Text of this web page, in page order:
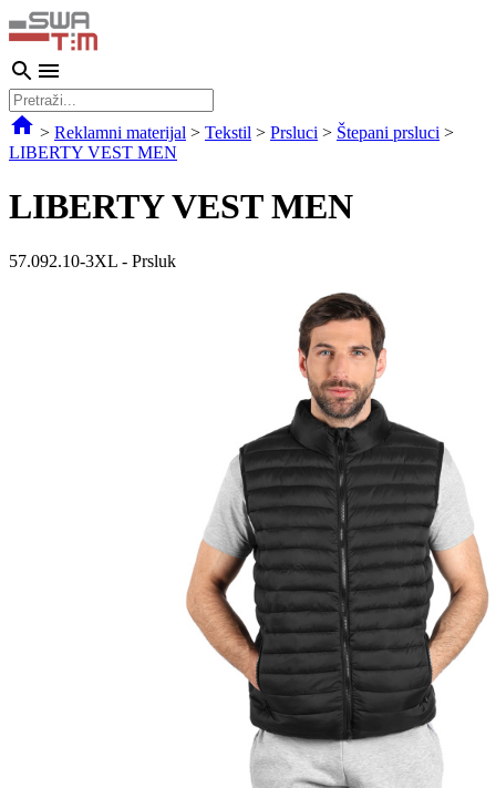
> Reklamni materijal > Tekstil > Prsluci > Štepani prsluci >
LIBERTY VEST MEN
LIBERTY VEST MEN
57.092.10-3XL - Prsluk